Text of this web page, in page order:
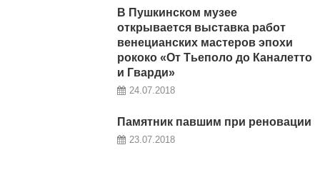
В Пушкинском музее
открывается выставка работ
венецианских мастеров эпохи
рококо «От Тьеполо до Каналетто
и Гварди»
24.07.2018
Памятник павшим при реновации
23.07.2018